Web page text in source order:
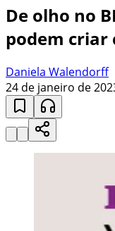
De olho no
podem
Daniela Walendorff
24 de janeiro de